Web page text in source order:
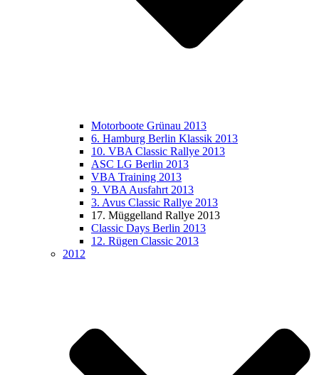
Motorboote Grünau 2013
6. Hamburg Berlin Klassik 2013
10. VBA Classic Rallye 2013
ASC LG Berlin 2013
VBA Training 2013
9. VBA Ausfahrt 2013
3. Avus Classic Rallye 2013
17. Müggelland Rallye 2013
Classic Days Berlin 2013
12. Rügen Classic 2013
2012